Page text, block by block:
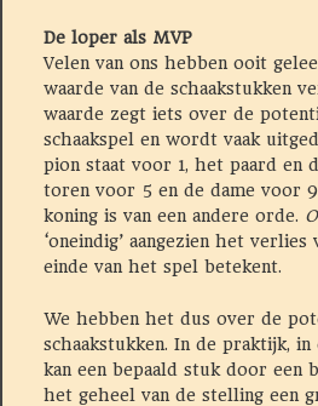
De loper als MVP
Velen van ons hebben ooit
waarde van de schaakstukken
waarde zegt iets over de
schaakspel en wordt vaak
pion staat voor 1, het paard en
toren voor 5 en de dame voor
koning is van een andere orde.
‘oneindig’ aangezien het
einde van het spel betekent.
We hebben het dus over de
schaakstukken. In de praktijk, in
kan een bepaald stuk door een
het geheel van de stelling een